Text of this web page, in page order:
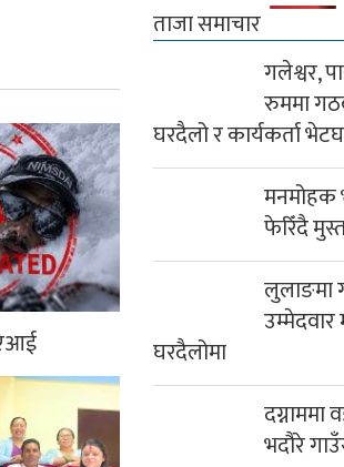
ताजा समाचार
गलेश्वर,
रुममा
घरदैलो र कार्यकर्ता
फेरिँदै
लुलाङमा
उम्मेदवार
घरदैलोमा
दग्नाममा
भदौरे